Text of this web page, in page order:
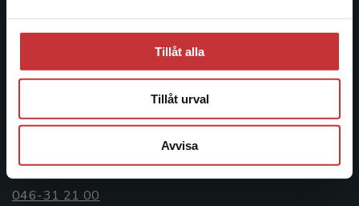
Tillåt alla
Tillåt urval
Avvisa
Åkergränden 1
226 60 Lund
Kundservice
Kontakta kundservice
046-31 21 00